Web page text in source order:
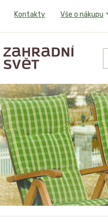
Kontakty Vše o nákupu